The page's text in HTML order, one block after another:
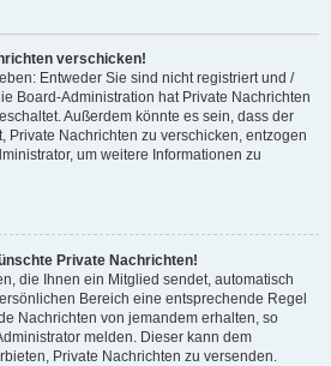
verschicken!
Entweder Sie sind nicht registriert und /
Board-Administration hat Private Nachrichten
Außerdem könnte es sein, dass der
Private Nachrichten zu verschicken, entzogen
um weitere Informationen zu
Private Nachrichten!
die Ihnen ein Mitglied sendet, automatisch
Bereich eine entsprechende Regel
Nachrichten von jemandem erhalten, so
melden. Dieser kann dem
Private Nachrichten zu versenden.